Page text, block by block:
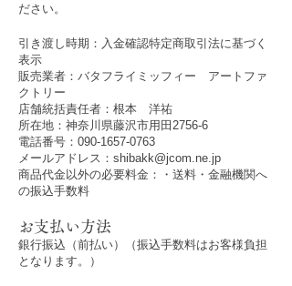
ださい。
お支払い方法
銀行振込（前払い）（振込手数料はお客様負担
となります。）
引き渡し時期：入金確認特定商取引法に基づく
表示
販売業者：バタフライミッフィー アートファ
クトリー
店舗統括責任者：根本 洋祐
所在地：神奈川県藤沢市用田2756-6
電話番号：090-1657-0763
メールアドレス： shibakk@jcom.ne.jp
商品代金以外の必要料金：・送料・金融機関へ
の振込手数料